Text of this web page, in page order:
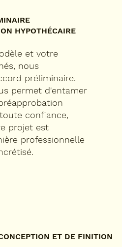
HYPOTHÉCAIRE
et votre
nous
préliminaire.
permet d'entamer
confiance,
projet est
professionnelle
ET DE FINITION